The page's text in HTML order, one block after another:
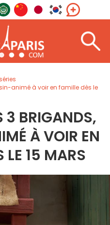
animé à voir en famille dès le
3 BRIGANDS,
À VOIR EN
LE 15 MARS